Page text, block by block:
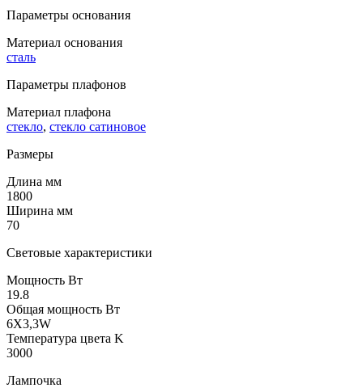
Параметры основания
Материал основания
сталь
Параметры плафонов
Материал плафона
стекло, стекло сатиновое
Размеры
Длина мм
1800
Ширина мм
70
Световые характеристики
Мощность Вт
19.8
Общая мощность Вт
6X3,3W
Температура цвета K
3000
Лампочка